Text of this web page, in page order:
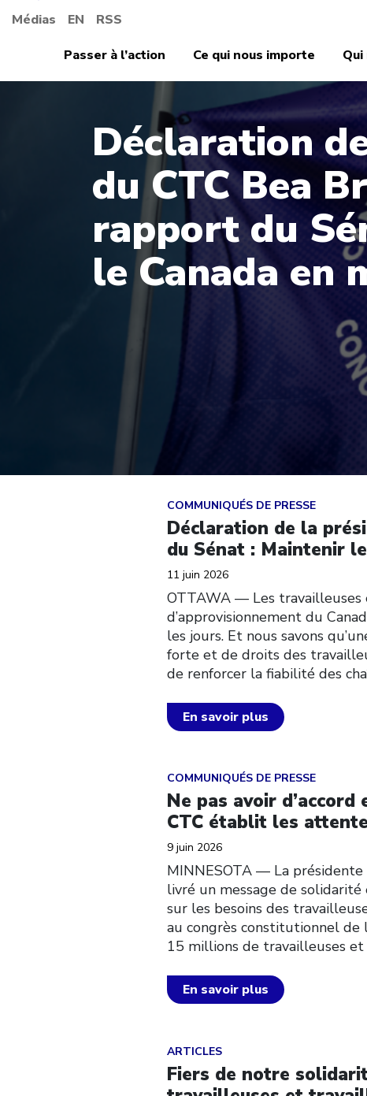
Médias EN RSS
Passer à l’action
Ce qui nous importe
Déclaration
du CTC Bea
rapport du
le Canada en
COMMUNIQUÉS DE PRESSE
Déclaration de la
du Sénat : Maintenir
11 juin 2026
OTTAWA — Les
d’approvisionnement du
les jours. Et nous savons
forte et de droits des
de renforcer la fiabilité des
En savoir plus
Click to open the link
COMMUNIQUÉS DE PRESSE
Ne pas avoir
CTC établit les
9 juin 2026
MINNESOTA — La présidente
livré un message de solidarité
sur les besoins des
au congrès constitutionnel de
15 millions de travailleuses
En savoir plus
Click to open the link
ARTICLES
Fiers de notre